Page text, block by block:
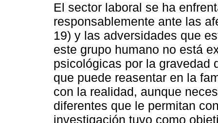
El sector laboral se ha
responsablemente ante las
19) y las adversidades que
este grupo humano no está
psicológicas por la gravedad
que puede reasentar en la
con la realidad, aunque
diferentes que le permitan
investigación tuvo como